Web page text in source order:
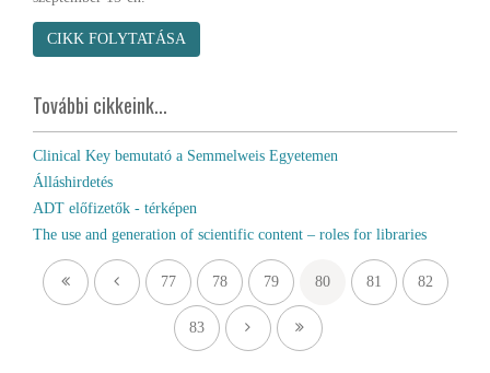
CIKK FOLYTATÁSA
További cikkeink...
Clinical Key bemutató a Semmelweis Egyetemen
Álláshirdetés
ADT előfizetők - térképen
The use and generation of scientific content – roles for libraries
77 78 79 80 81 82
83